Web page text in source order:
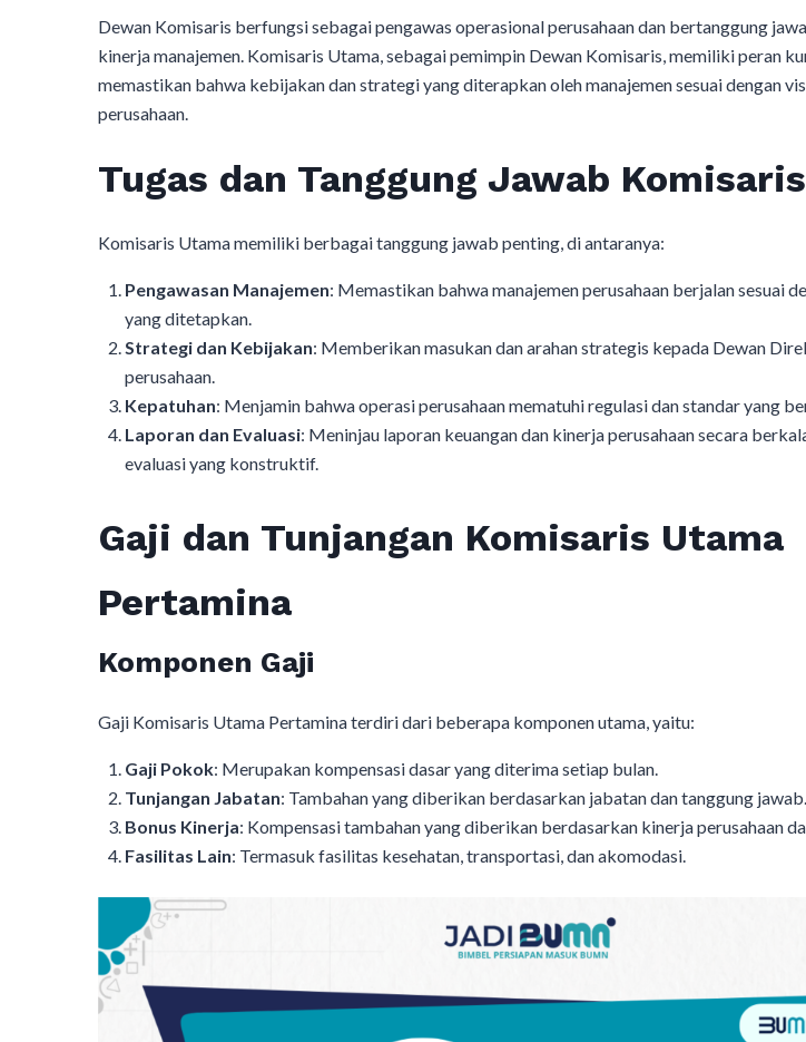
Dewan Komisaris berfungsi sebagai pengawas operasional perusahaan dan bertanggung
kinerja manajemen. Komisaris Utama, sebagai pemimpin Dewan Komisaris, memiliki peran
memastikan bahwa kebijakan dan strategi yang diterapkan oleh manajemen sesuai dengan
perusahaan.
Tugas dan Tanggung Jawab
Komisaris Utama memiliki berbagai tanggung jawab penting, di antaranya:
Pengawasan Manajemen: Memastikan bahwa manajemen perusahaan berjalan sesuai
yang ditetapkan.
Strategi dan Kebijakan: Memberikan masukan dan arahan strategis kepada Dewan
perusahaan.
Kepatuhan: Menjamin bahwa operasi perusahaan mematuhi regulasi dan standar yang
Laporan dan Evaluasi: Meninjau laporan keuangan dan kinerja perusahaan secara
evaluasi yang konstruktif.
Gaji dan Tunjangan Komisaris Utama
Pertamina
Komponen Gaji
Gaji Komisaris Utama Pertamina terdiri dari beberapa komponen utama, yaitu:
Gaji Pokok: Merupakan kompensasi dasar yang diterima setiap bulan.
Tunjangan Jabatan: Tambahan yang diberikan berdasarkan jabatan dan tanggung jawab.
Bonus Kinerja: Kompensasi tambahan yang diberikan berdasarkan kinerja perusahaan
Fasilitas Lain: Termasuk fasilitas kesehatan, transportasi, dan akomodasi.